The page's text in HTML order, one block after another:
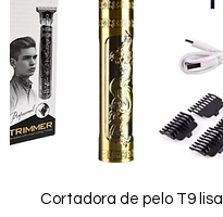
Cortadora de pelo T9 lisa